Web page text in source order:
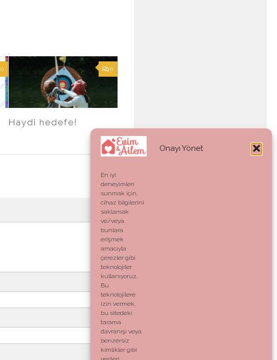
Onayı Yönet
En iyi
deneyimleri
sunmak için,
cihaz bilgilerini
saklamak
ve/veya
bunlara
erişmek
amacıyla
çerezler gibi
teknolojiler
kullanıyoruz.
Bu
teknolojilere
izin vermek,
bu sitedeki
tarama
davranışı veya
benzersiz
kimlikler gibi
0 8
Haydi hedefe!